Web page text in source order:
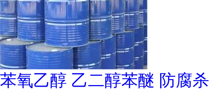
苯氧乙醇 乙二醇苯醚 防腐杀